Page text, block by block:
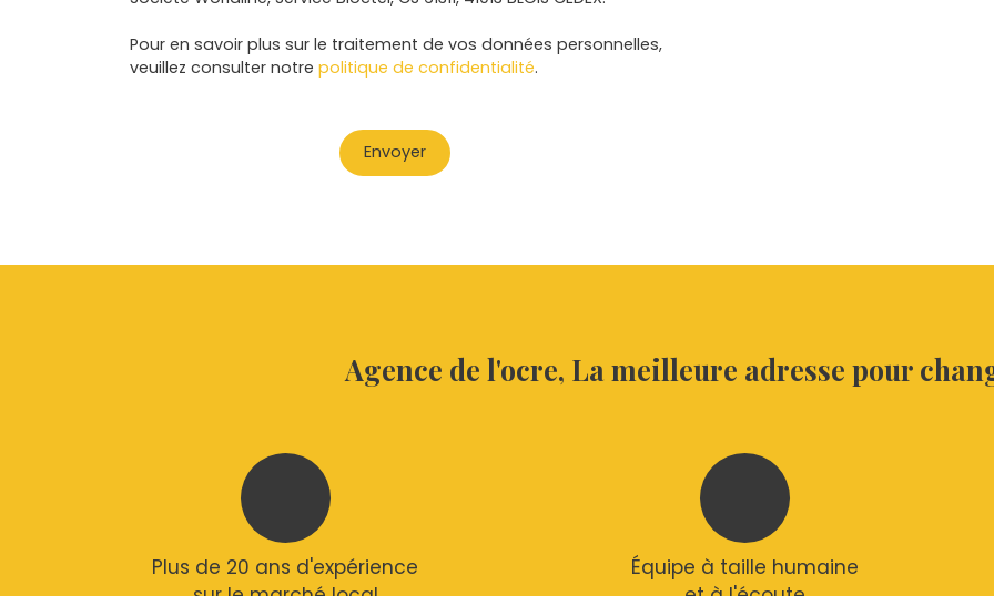
Pour en savoir plus sur le traitement de vos données personnelles,
veuillez consulter notre politique de confidentialité.
Envoyer
Agence de l'ocre, La meilleure adresse pour
Plus de 20 ans d'expérience
Équipe à taille humaine